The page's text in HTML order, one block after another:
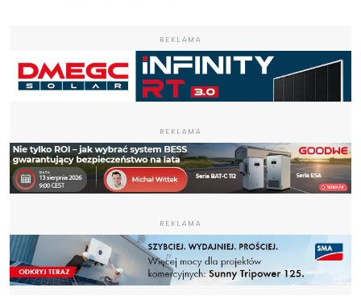
REKLAMA
REKLAMA
REKLAMA